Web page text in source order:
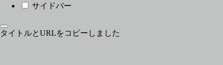
サイドバー
タイトルとURLをコピーしました